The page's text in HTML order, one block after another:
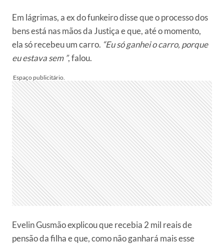
Em lágrimas, a ex do funkeiro disse que o processo dos
bens está nas mãos da Justiça e que, até o momento,
ela só recebeu um carro. “Eu só ganhei o carro, porque
eu estava sem ”, falou.
Evelin Gusmão explicou que recebia 2 mil reais de
pensão da filha e que, como não ganhará mais esse